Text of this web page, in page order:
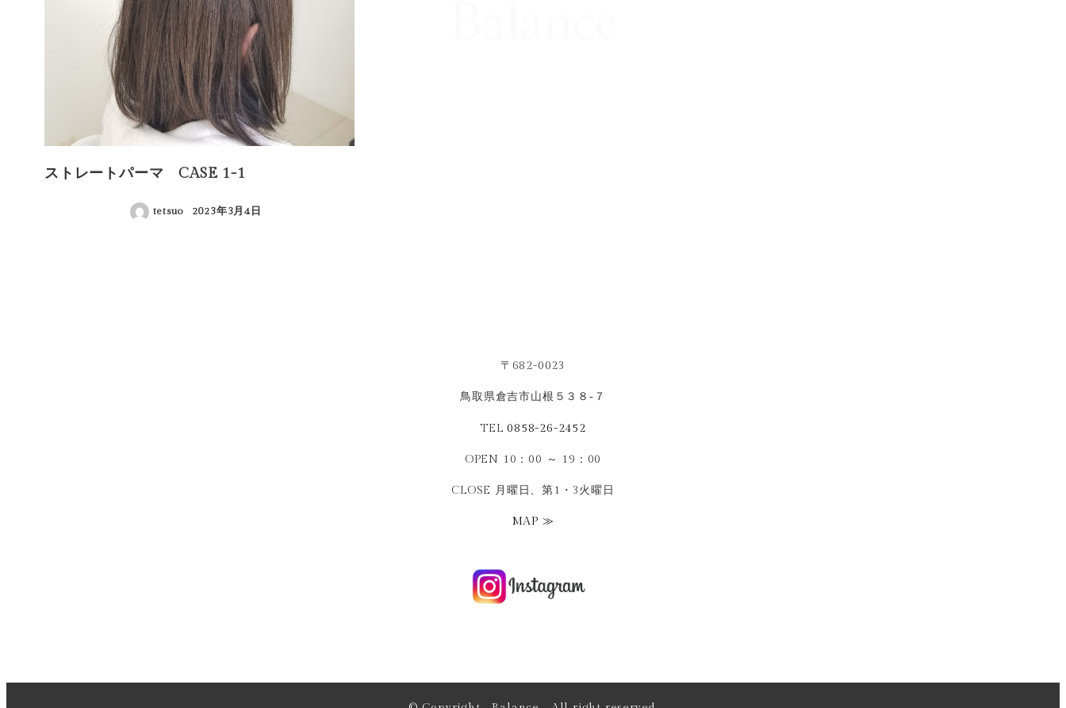
ストレートパーマ CASE 1-1
tetsuo
投稿日
2023年3月4日
〒682-0023
鳥取県倉吉市山根５３８‐７
TEL0858-26-2452
OPEN 10：00 ～ 19：00
CLOSE 月曜日、第1・3火曜日
MAP ≫